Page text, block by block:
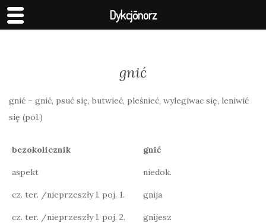
gnić
gnić – gnić, psuć się, butwieć, pleśnieć, wylegiwac się, leniwić
się (pol.)
bezokolicznik gnić
aspekt niedok.
cz. ter. /nieprzeszły l. poj. 1. gnija
cz. ter. /nieprzeszły l. poj. 2. gnijesz
Dykcjōnorz